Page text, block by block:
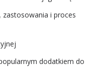
i proces
dodatkiem do